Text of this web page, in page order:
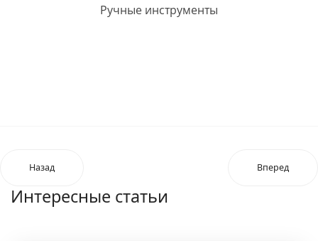
ПРОСМОТРЕТЬ ЗАПИСЬ
Ручные инструменты
Назад Вперед
Интересные статьи